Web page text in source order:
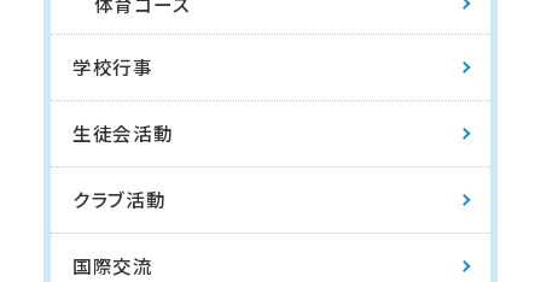
学校行事
生徒会活動
クラブ活動
国際交流